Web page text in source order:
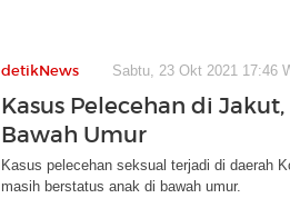
detikNews Sabtu, 23 Okt 2021 17:46
Kasus Pelecehan di
Bawah Umur
Kasus pelecehan seksual terjadi di daerah
masih berstatus anak di bawah umur.